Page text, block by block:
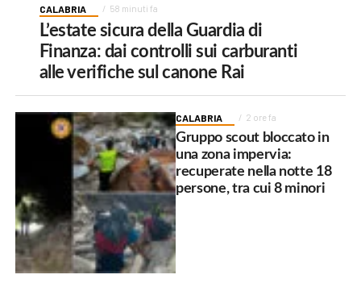
CALABRIA 58 minuti fa
L’estate sicura della Guardia di
Finanza: dai controlli sui carburanti
alle verifiche sul canone Rai
CALABRIA 2 ore fa
Gruppo scout bloccato in
una zona impervia:
recuperate nella notte 18
persone, tra cui 8 minori